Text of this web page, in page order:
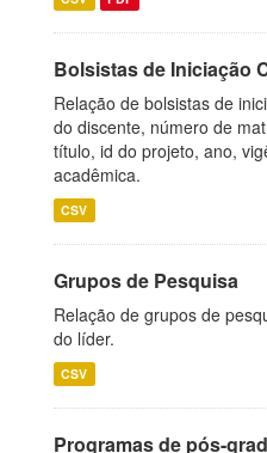
Bolsistas de Iniciação
Relação de bolsistas de
do discente, número de
título, id do projeto, ano,
acadêmica.
CSV
Grupos de Pesquisa
Relação de grupos de
do líder.
CSV
Programas de pós-